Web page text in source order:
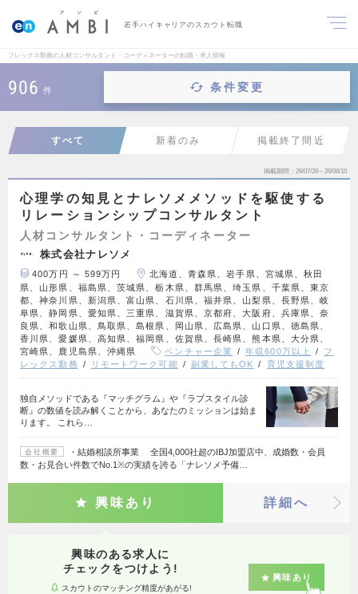
若手ハイキャリアのスカウト転職
フレックス勤務の人材コンサルタント・コーディネーターの転職・求人情報
906 件 条件変更
すべて 新着のみ 掲載終了間近
掲載期間 26/07/28～26/08/10
心理学の知見とナレソメメソッドを駆使する
リレーションシップコンサルタント
人材コンサルタント・コーディネーター
株式会社ナレソメ
400万円 ～ 599万円
北海道、青森県、岩手県、宮城県、秋田
県、山形県、福島県、茨城県、栃木県、群馬県、埼玉県、千葉県、東京
都、神奈川県、新潟県、富山県、石川県、福井県、山梨県、長野県、岐
阜県、静岡県、愛知県、三重県、滋賀県、京都府、大阪府、兵庫県、奈
良県、和歌山県、鳥取県、島根県、岡山県、広島県、山口県、徳島県、
香川県、愛媛県、高知県、福岡県、佐賀県、長崎県、熊本県、大分県、
宮崎県、鹿児島県、沖縄県
ベンチャー企業 年収600万以上
フ
レックス勤務
リモートワーク可能 副業してもOK 育児支援制度
独自メソッドである『マッチグラム』や『ラブスタイル診
断』の数値を読み解くことから、あなたのミッションは始ま
ります。 これら…
会社概要
・結婚相談所事業 全国4,000社超のIBJ加盟店中、成婚数・会員
数・お見合い件数でNo.1※の実績を誇る「ナレソメ予備…
興味あり 詳細へ
興味のある求人に
チェックをつけよう!
スカウトのマッチング精度があがる!
興味あり